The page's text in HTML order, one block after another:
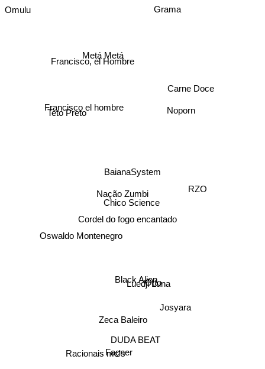
BaianaSystem
Chico Science
Nação Zumbi
Francisco, el Hombre
Cordel do fogo encantado
Francisco el hombre
Black Alien
Zeca Baleiro
Otto
Grama
Fagner
DUDA BEAT
Luedji Luna
Carne Doce
Oswaldo Montenegro
Metá Metá
Josyara
Teto Preto
Racionais mc's
Omulu